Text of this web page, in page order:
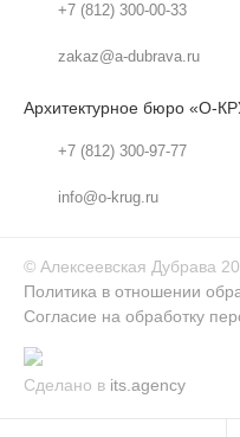
+7 (812) 300-00-33
zakaz@a-dubrava.ru
Архитектурное бюро «О-
+7 (812) 300-97-77
info@o-krug.ru
© Алексеевская Дубрава
Политика в отношении
Согласие на обработку
Сделано в its.agency